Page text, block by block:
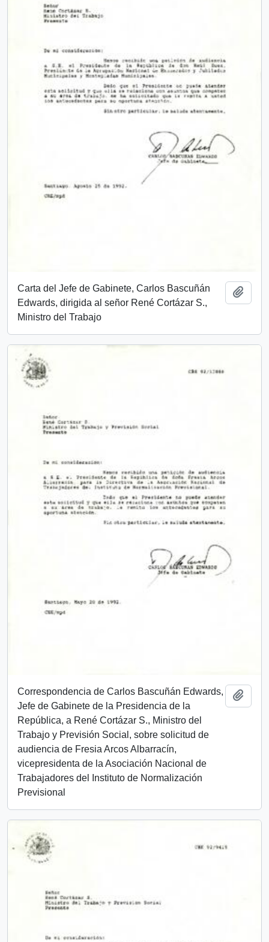
Carta del Jefe de Gabinete, Carlos Bascuñán
Edwards, dirigida al señor René Cortázar S.,
Ministro del Trabajo
Correspondencia de Carlos Bascuñán Edwards,
Jefe de Gabinete de la Presidencia de la
República, a René Cortázar S., Ministro del
Trabajo y Previsión Social, sobre solicitud de
audiencia de Fresia Arcos Albarracín,
vicepresidenta de la Asociación Nacional de
Trabajadores del Instituto de Normalización
Previsional